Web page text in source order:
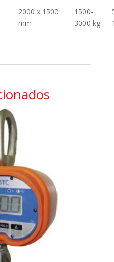
2000 x 1500
mm
1500-
3000 kg